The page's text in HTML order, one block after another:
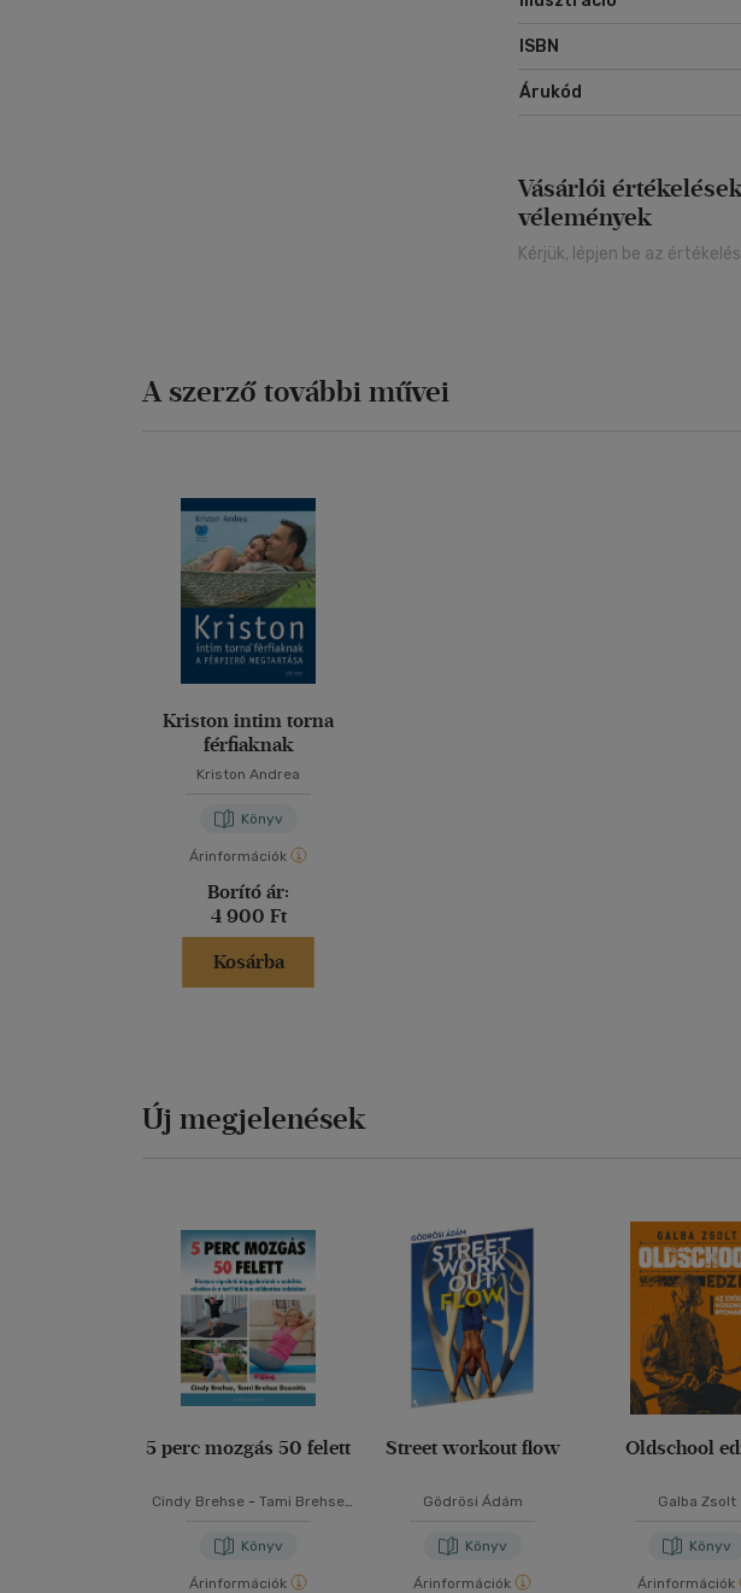
ISBN
Árukód
Vásárlói
vélemények
Kérjük, lépjen be az
A szerző további művei
Kriston intim torna
férfiaknak
Kriston Andrea
Könyv
Árinformációk
Borító ár:
4 900 Ft
Kosárba
Új megjelenések
5 perc mozgás 50 felett
Cindy Brehse -Tami Brehse
Könyv
Árinformációk
Street workout flow
Gödrösi Ádám
Könyv
Árinformációk
Oldschool
Galba Zsolt
Könyv
Árinformációk